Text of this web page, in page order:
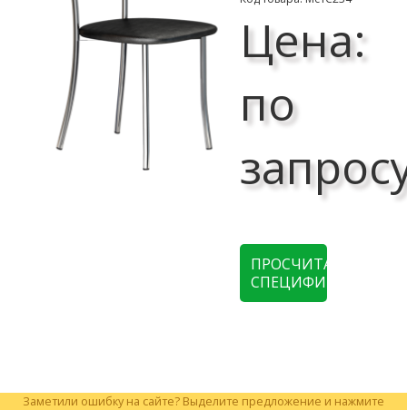
Цена:
по
ПРОСЧИТАТЬ
СПЕЦИФИКАЦИЮ
Заметили ошибку на сайте? Выделите предложение и нажмите